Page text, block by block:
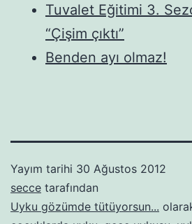
Tuvalet Eğitimi 3.
“Çişim çıktı”
Benden ayı olmaz!
Yayım tarihi 30 Ağustos 2012
secce tarafından
Uyku gözümde tütüyorsun...